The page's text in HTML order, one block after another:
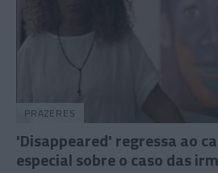
PRAZERES
'Disappeared' regressa ao
especial sobre o caso das